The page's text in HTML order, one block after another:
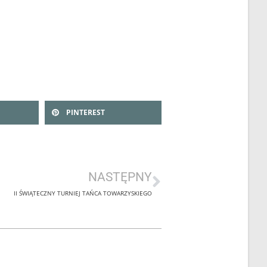
PINTEREST
NASTĘPNY
II ŚWIĄTECZNY TURNIEJ TAŃCA TOWARZYSKIEGO